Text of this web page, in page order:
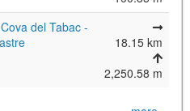
del Tabac -
18.15 km
2,250.58 m